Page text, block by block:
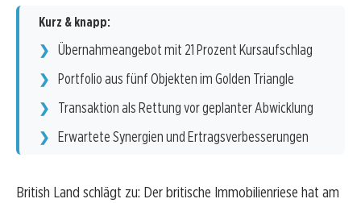
Kurz & knapp:
Übernahmeangebot mit 21 Prozent Kursaufschlag
Portfolio aus fünf Objekten im Golden Triangle
Transaktion als Rettung vor geplanter Abwicklung
Erwartete Synergien und Ertragsverbesserungen
British Land schlägt zu: Der britische Immobilienriese hat am